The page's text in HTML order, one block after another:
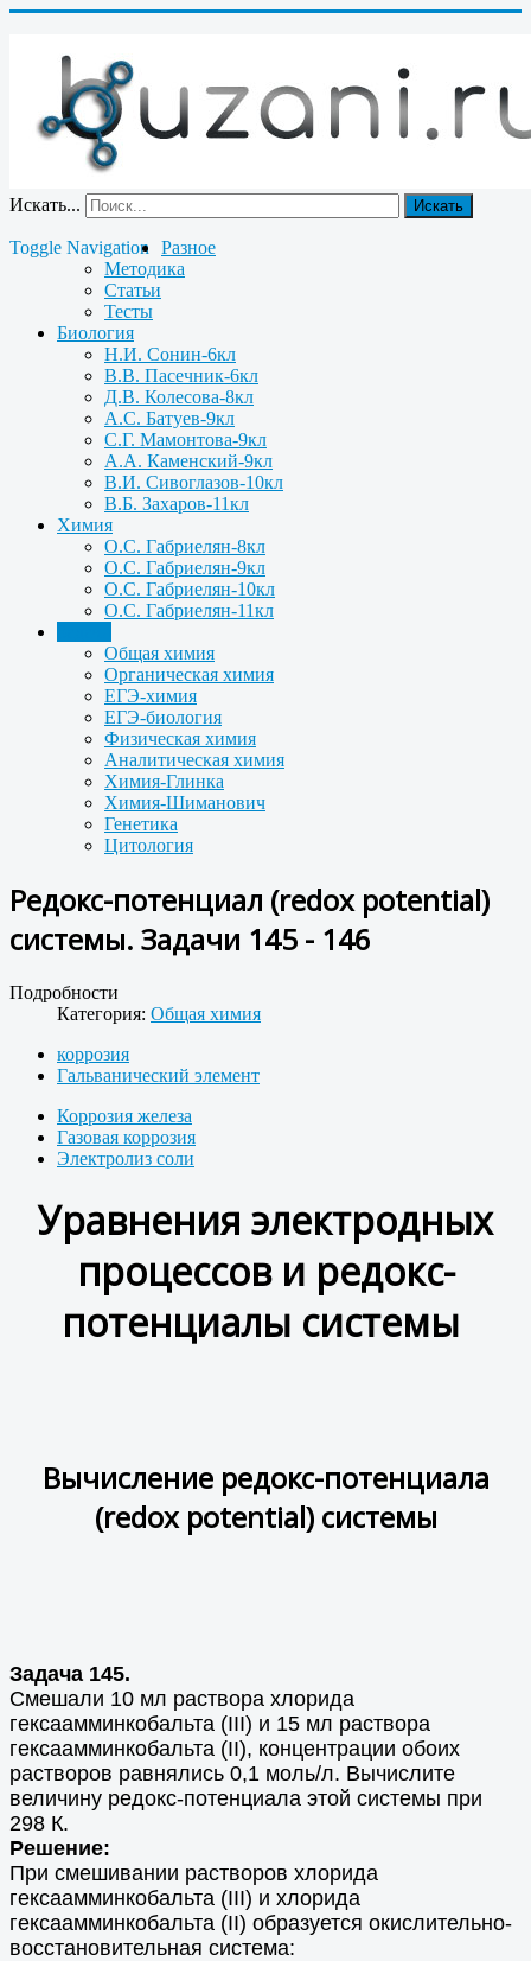
Искать... Искать
Toggle Navigation
Разное
Методика
Статьи
Тесты
Биология
Н.И. Сонин-6кл
В.В. Пасечник-6кл
Д.В. Колесова-8кл
А.С. Батуев-9кл
С.Г. Мамонтова-9кл
А.А. Каменский-9кл
В.И. Сивоглазов-10кл
В.Б. Захаров-11кл
Химия
О.С. Габриелян-8кл
О.С. Габриелян-9кл
О.С. Габриелян-10кл
О.С. Габриелян-11кл
Общая химия
Органическая химия
ЕГЭ-химия
ЕГЭ-биология
Физическая химия
Аналитическая химия
Химия-Глинка
Химия-Шиманович
Генетика
Цитология
Редокс-потенциал (redox potential)
системы. Задачи 145 - 146
Подробности
Категория: Общая химия
коррозия
Гальванический элемент
Коррозия железа
Газовая коррозия
Электролиз соли
Уравнения электродных
процессов и редокс-
потенциалы системы
Вычисление редокс-потенциала
(redox potential) системы
Задача 145.
Смешали 10 мл раствора хлорида
гексаамминкобальта (ΙΙΙ) и 15 мл раствора
гексаамминкобальта (ΙΙ), концентрации обоих
растворов равнялись 0,1 моль/л. Вычислите
величину редокс-потенциала этой системы при
298 К.
Решение:
При смешивании растворов хлорида
гексаамминкобальта (ΙΙΙ) и хлорида
гексаамминкобальта (ΙΙ) образуется окислительно-
восстановительная система: